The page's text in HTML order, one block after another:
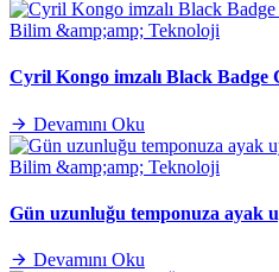
Bilim &amp;amp; Teknoloji
Cyril Kongo imzalı Black Badge
Devamını Oku
Bilim &amp;amp; Teknoloji
Gün uzunluğu temponuza ayak
Devamını Oku